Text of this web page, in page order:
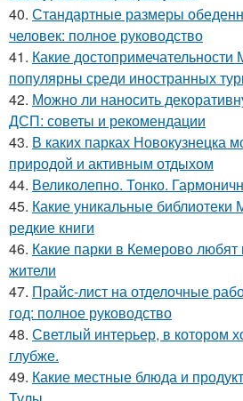
40. Стандартные размеры
человек: полное руководство
41. Какие
популярны среди иностранных
42. Можно ли наносить
ДСП: советы и рекомендации
43. В каких парках Новокузнецка
природой и активным отдыхом
44. Великолепно. Тонко.
45. Какие уникальные библиотеки
редкие книги
46. Какие парки в Кемерово
жители
47. Прайс-лист на отделочные
год: полное руководство
48. Светлый интерьер, в котором
глубже.
49. Какие местные блюда и